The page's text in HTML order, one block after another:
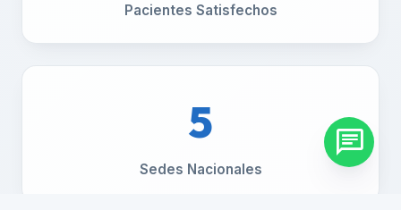
Pacientes Satisfechos
5
Sedes Nacionales
chat